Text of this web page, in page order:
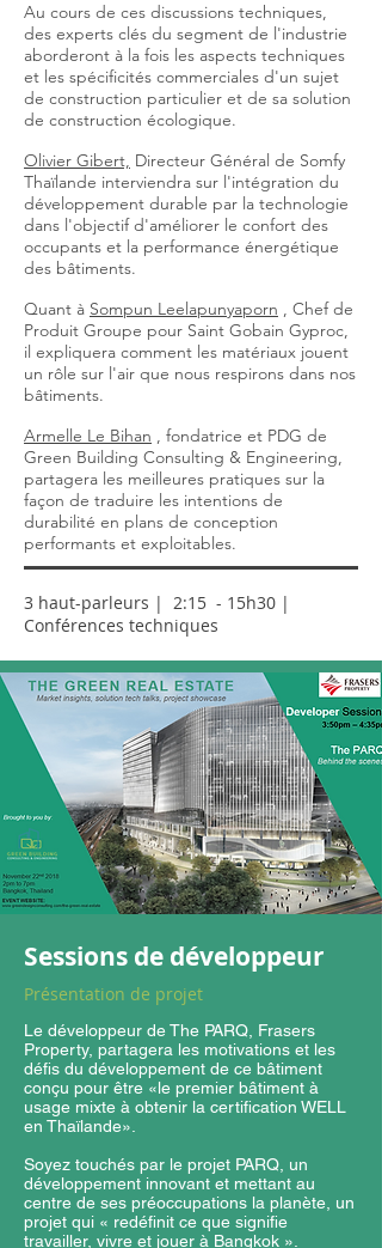
Au cours de ces discussions techniques,
des experts clés du segment de l'industrie
aborderont à la fois les aspects techniques
et les spécificités commerciales d'un sujet
de construction particulier et de sa solution
de construction écologique.
Olivier Gibert, Directeur Général de Somfy
Thaïlande interviendra sur l'intégration du
développement durable par la technologie
dans l'objectif d'améliorer le confort des
occupants et la performance énergétique
des bâtiments.
Quant à Sompun Leelapunyaporn , Chef de
Produit Groupe pour Saint Gobain Gyproc,
il expliquera comment les matériaux jouent
un rôle sur l'air que nous respirons dans nos
bâtiments.
Armelle Le Bihan , fondatrice et PDG de
Green Building Consulting & Engineering,
partagera les meilleures pratiques sur la
façon de traduire les intentions de
durabilité en plans de conception
performants et exploitables.
3 haut-parleurs | 2:15 - 15h30 |
Conférences techniques
Sessions de développeur
Présentation de projet
Le développeur de The PARQ, Frasers
Property, partagera les motivations et les
défis du développement de ce bâtiment
conçu pour être «le premier bâtiment à
usage mixte à obtenir la certification WELL
en Thaïlande».
Soyez touchés par le projet PARQ, un
développement innovant et mettant au
centre de ses préoccupations la planète, un
projet qui « redéfinit ce que signifie
travailler, vivre et jouer à Bangkok ».